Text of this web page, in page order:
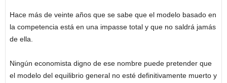
Hace más de veinte años que se sabe que el modelo basado en
la competencia está en una impasse total y que no saldrá jamás
de ella.
Ningún economista digno de ese nombre puede pretender que
el modelo del equilibrio general no esté definitivamente muerto y